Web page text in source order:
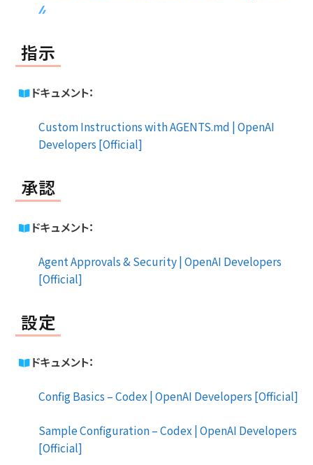
指示
ドキュメント：
Custom Instructions with AGENTS.md | OpenAI
Developers [Official]
承認
ドキュメント：
Agent Approvals & Security | OpenAI Developers
[Official]
設定
ドキュメント：
Config Basics – Codex | OpenAI Developers [Official]
Sample Configuration – Codex | OpenAI Developers
[Official]